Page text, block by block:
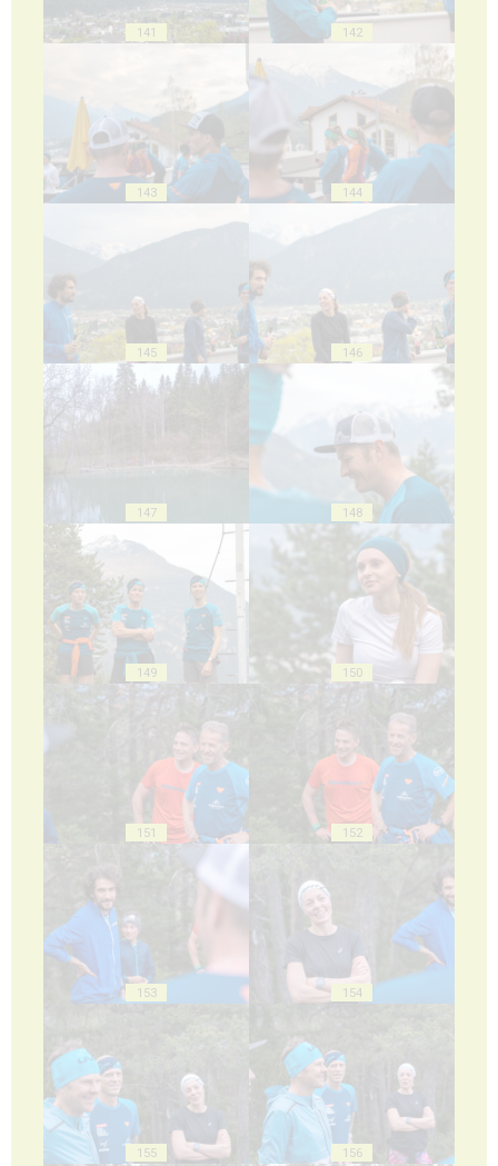
141 142
143 144
145 146
147 148
149 150
151 152
153 154
155 156